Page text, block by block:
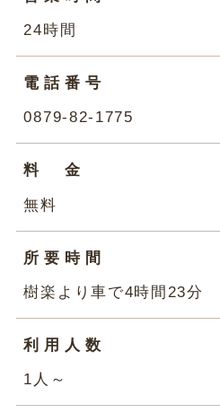
24時間
電話番号
0879-82-1775
料金
無料
所要時間
樹楽より車で4時間23分
利用人数
1人～